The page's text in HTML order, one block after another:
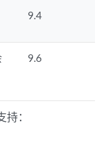
9.4
9.6
：